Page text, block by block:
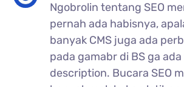
Ngobrolin tentang SEO
pernah ada habisnya,
banyak CMS juga ada
pada gamabr di BS ga
description. Bucara SEO